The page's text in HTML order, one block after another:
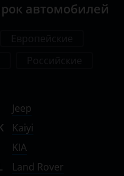
автомобилей
Jeep
Kaiyi
KIA
Land Rover